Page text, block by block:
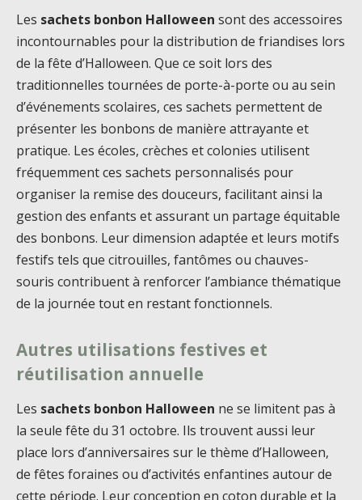
Les sachets bonbon Halloween sont des accessoires
incontournables pour la distribution de friandises lors
de la fête d’Halloween. Que ce soit lors des
traditionnelles tournées de porte-à-porte ou au sein
d’événements scolaires, ces sachets permettent de
présenter les bonbons de manière attrayante et
pratique. Les écoles, crèches et colonies utilisent
fréquemment ces sachets personnalisés pour
organiser la remise des douceurs, facilitant ainsi la
gestion des enfants et assurant un partage équitable
des bonbons. Leur dimension adaptée et leurs motifs
festifs tels que citrouilles, fantômes ou chauves-
souris contribuent à renforcer l’ambiance thématique
de la journée tout en restant fonctionnels.
Autres utilisations festives et
réutilisation annuelle
Les sachets bonbon Halloween ne se limitent pas à
la seule fête du 31 octobre. Ils trouvent aussi leur
place lors d’anniversaires sur le thème d’Halloween,
de fêtes foraines ou d’activités enfantines autour de
cette période. Leur conception en coton durable et la